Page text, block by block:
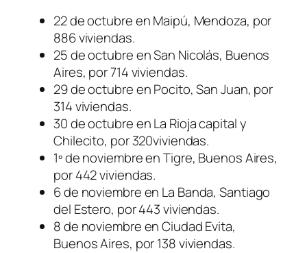
22 de octubre en Maipú, Mendoza, por
886 viviendas.
25 de octubre en San Nicolás, Buenos
Aires, por 714 viviendas.
29 de octubre en Pocito, San Juan, por
314 viviendas.
30 de octubre en La Rioja capital y
Chilecito, por 320viviendas.
1º de noviembre en Tigre, Buenos Aires,
por 442 viviendas.
6 de noviembre en La Banda, Santiago
del Estero, por 443 viviendas.
8 de noviembre en Ciudad Evita,
Buenos Aires, por 138 viviendas.